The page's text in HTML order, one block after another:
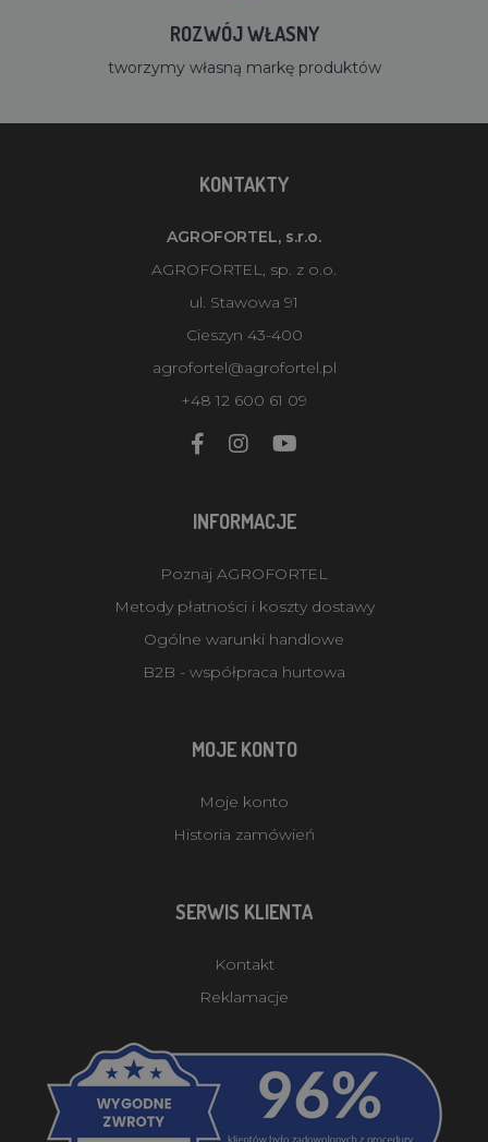
ROZWÓJ WŁASNY
tworzymy własną markę produktów
KONTAKTY
AGROFORTEL, s.r.o.
AGROFORTEL, sp. z o.o.
ul. Stawowa 91
Cieszyn 43-400
agrofortel@agrofortel.pl
+48 12 600 61 09
INFORMACJE
Poznaj AGROFORTEL
Metody płatności i koszty dostawy
Ogólne warunki handlowe
B2B - współpraca hurtowa
MOJE KONTO
Moje konto
Historia zamówień
SERWIS KLIENTA
Kontakt
Reklamacje